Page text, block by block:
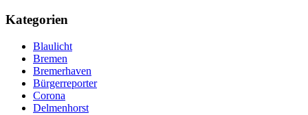
Kategorien
Blaulicht
Bremen
Bremerhaven
Bürgerreporter
Corona
Delmenhorst